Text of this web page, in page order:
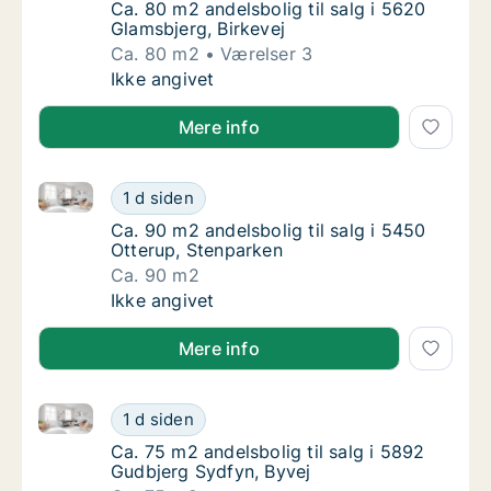
Ca. 80 m2 andelsbolig til salg i 5620
Ca. 80 m2 andelsbolig til salg i 5620
Glamsbjerg, Birkevej
Ca. 80 m2
Værelser 3
Ca. 80 m2 andelsbolig til salg i 5620
Ikke angivet
Mere info
Ca. 90 m2 andelsbolig til salg i 5450
1 d siden
Ca. 90 m2 andelsbolig til salg i 5450 Otterup,
Ca. 90 m2 andelsbolig til salg i 5450
Ca. 90 m2 andelsbolig til salg i 5450
Otterup, Stenparken
Ca. 90 m2
Ca. 90 m2 andelsbolig til salg i 5450
Ikke angivet
Mere info
Ca. 75 m2 andelsbolig til salg i 5892
1 d siden
Ca. 75 m2 andelsbolig til salg i 5892 Gudbjerg
Ca. 75 m2 andelsbolig til salg i 5892
Ca. 75 m2 andelsbolig til salg i 5892
Gudbjerg Sydfyn, Byvej